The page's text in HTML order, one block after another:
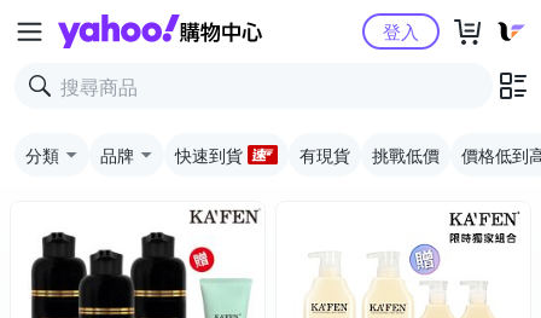
Yahoo購物中心登入
分類 品牌 快速到貨 有現貨 挑戰低價 價格低到